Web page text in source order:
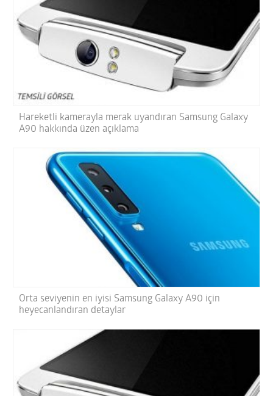
Hareketli kamerayla merak uyandıran Samsung Galaxy
A90 hakkında üzen açıklama
Orta seviyenin en iyisi Samsung Galaxy A90 için
heyecanlandıran detaylar